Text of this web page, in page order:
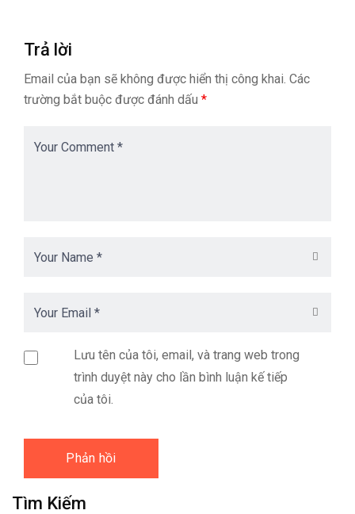
Trả lời
Email của bạn sẽ không được hiển thị công khai. Các
trường bắt buộc được đánh dấu *
Lưu tên của tôi, email, và trang web trong
trình duyệt này cho lần bình luận kế tiếp
của tôi.
Tìm Kiếm